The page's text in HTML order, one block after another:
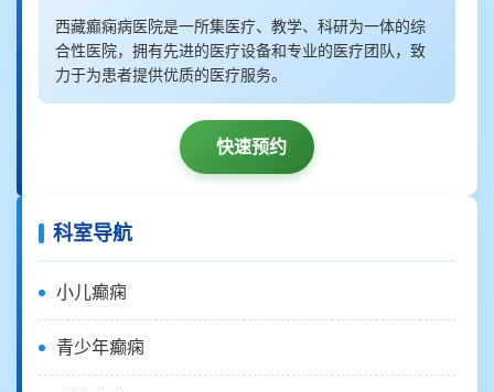
西藏癫痫病医院是一所集医疗、教学、科研为一体的综
合性医院，拥有先进的医疗设备和专业的医疗团队，致
力于为患者提供优质的医疗服务。
快速预约
科室导航
小儿癫痫
青少年癫痫